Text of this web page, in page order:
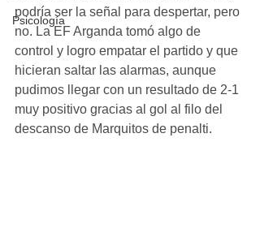
Psicología
podría ser la señal para despertar, pero
no. La EF Arganda tomó algo de
control y logro empatar el partido y que
hicieran saltar las alarmas, aunque
pudimos llegar con un resultado de 2-1
muy positivo gracias al gol al filo del
descanso de Marquitos de penalti.